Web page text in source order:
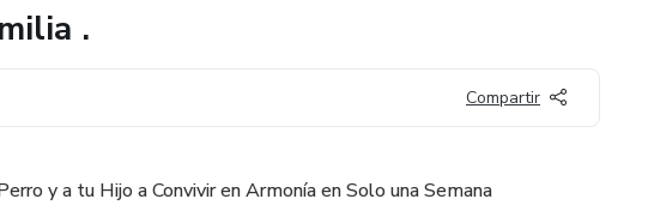
.
Compartir
y a tu Hijo a Convivir en Armonía en Solo una Semana